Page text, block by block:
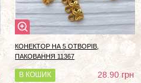
КОНЕКТОР НА 5 ОТВОРІВ,
ПАКОВАННЯ 11367
В КОШИК 28.90грн